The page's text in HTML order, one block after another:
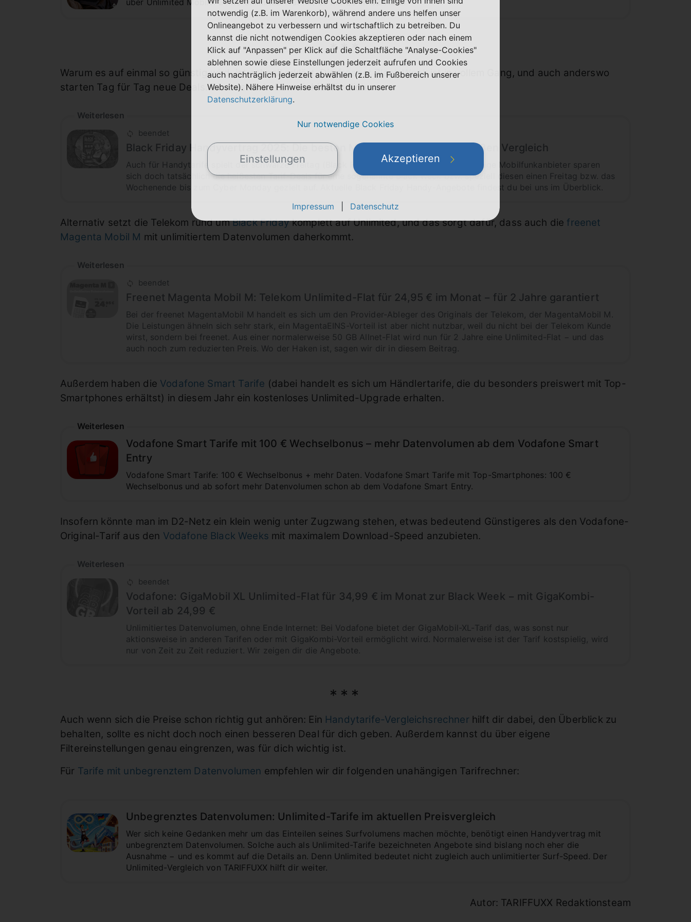
über Unlimited Mobile: Echte Unlimited-Flat mit 50 Mbit/s im o2-Netz.
Warum es auf einmal so günstig wird, ist schnell erklärt. Diefreenet Black Weekist in vollem Gang, und auch anderswo
starten Tag für Tag neue Deals. Die besten haben wir hier für dich:
Weiterlesen
beendet
Black Friday Handyvertrag 2025: Die besten Mobilfunkangebote im großen Vergleich
Auch für Handytarife spielt der schwarze Freitag (Black Friday) eine große Rolle: Denn einige Mobilfunkanbieter sparen
sich doch tatsächlich die heißesten Tarif-Deals für eine sogenannte Black Week bzw. speziell diesen einen Freitag bzw. das
Wochenende bis zum Cyber Monday gezielt auf. Aktuelle Black Friday Handy-Angebote findest du bei uns im Überblick.
Alternativ setzt die Telekom rund umBlack Fridaykomplett auf Unlimited, und das sorgt dafür, dass auch die freenet
Magenta Mobil M mit unlimitiertem Datenvolumen daherkommt.
Weiterlesen
beendet
Freenet Magenta Mobil M: Telekom Unlimited-Flat für 24,95 € im Monat − für 2 Jahre garantiert
Bei der freenet MagentaMobil M handelt es sich um den Provider-Ableger des Originals der Telekom, der MagentaMobil M.
Die Leistungen ähneln sich sehr stark, ein MagentaEINS-Vorteil ist aber nicht nutzbar, weil du nicht bei der Telekom Kunde
wirst, sondern bei freenet. Aus einer normalerweise 50 GB Allnet-Flat wird nun für 2 Jahre eine Unlimited-Flat − und das
auch noch zum reduzierten Preis. Wo der Haken ist, sagen wir dir in diesem Beitrag.
Außerdem haben die Vodafone Smart Tarife (dabei handelt es sich um Händlertarife, die du besonders preiswert mit Top-
Smartphones erhältst) in diesem Jahr ein kostenloses Unlimited-Upgrade erhalten.
Weiterlesen
Vodafone Smart Tarife mit 100 € Wechselbonus – mehr Datenvolumen ab dem Vodafone Smart
Entry
Vodafone Smart Tarife: 100 € Wechselbonus + mehr Daten. Vodafone Smart Tarife mit Top-Smartphones: 100 €
Wechselbonus und ab sofort mehr Datenvolumen schon ab dem Vodafone Smart Entry.
Insofern könnte man im D2-Netz ein klein wenig unter Zugzwang stehen, etwas bedeutend Günstigeres als den Vodafone-
Original-Tarif aus den Vodafone Black Weeks mit maximalem Download-Speed anzubieten.
Weiterlesen
beendet
Vodafone: GigaMobil XL Unlimited-Flat für 34,99 € im Monat zur Black Week − mit GigaKombi-
Vorteil ab 24,99 €
Unlimitiertes Datenvolumen, ohne Ende Internet: Bei Vodafone bietet der GigaMobil-XL-Tarif das, was sonst nur
aktionsweise in anderen Tarifen oder mit GigaKombi-Vorteil ermöglicht wird. Normalerweise ist der Tarif kostspielig, wird
nur von Zeit zu Zeit reduziert. Wir zeigen dir die Angebote.
Auch wenn sich die Preise schon richtig gut anhören: Ein Handytarife-Vergleichsrechnerhilft dir dabei, den Überblick zu
behalten, sollte es nicht doch noch einen besseren Deal für dich geben. Außerdem kannst du über eigene
Filtereinstellungen genau eingrenzen, was für dich wichtig ist.
Für Tarife mit unbegrenztem Datenvolumen empfehlen wir dir folgenden unahängigen Tarifrechner:
Unbegrenztes Datenvolumen: Unlimited-Tarife im aktuellen Preisvergleich
Wer sich keine Gedanken mehr um das Einteilen seines Surfvolumens machen möchte, benötigt einen Handyvertrag mit
unbegrenztem Datenvolumen. Solche auch als Unlimited-Tarife bezeichneten Angebote sind bislang noch eher die
Ausnahme − und es kommt auf die Details an. Denn Unlimited bedeutet nicht zugleich auch unlimitierter Surf-Speed. Der
Unlimited-Vergleich von TARIFFUXX hilft dir weiter.
Autor: TARIFFUXX Redaktionsteam
notwendig (z.B. im Warenkorb), während andere uns helfen unser
Onlineangebot zu verbessern und wirtschaftlich zu betreiben. Du
kannst die nicht notwendigen Cookies akzeptieren oder nach einem
Klick auf "Anpassen" per Klick auf die Schaltfläche "Analyse-Cookies"
ablehnen sowie diese Einstellungen jederzeit aufrufen und Cookies
auch nachträglich jederzeit abwählen (z.B. im Fußbereich unserer
Website). Nähere Hinweise erhältst du in unserer
Datenschutzerklärung.
Nur notwendige Cookies
Einstellungen Akzeptieren
Impressum Datenschutz